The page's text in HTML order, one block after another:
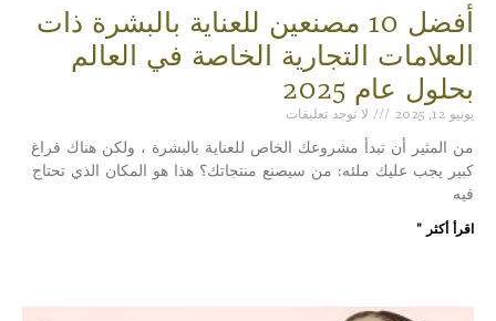
أفضل 10 مصنعين للعناية بالبشرة ذات
العلامات التجارية الخاصة في العالم
بحلول عام 2025
يونيو 12, 2025 لا توجد تعليقات
من المثير أن تبدأ مشروعك الخاص للعناية بالبشرة ، ولكن هناك فراغ
كبير يجب عليك ملئه: من سيصنع منتجاتك؟ هذا هو المكان الذي تحتاج
فيه
اقرأ أكثر "